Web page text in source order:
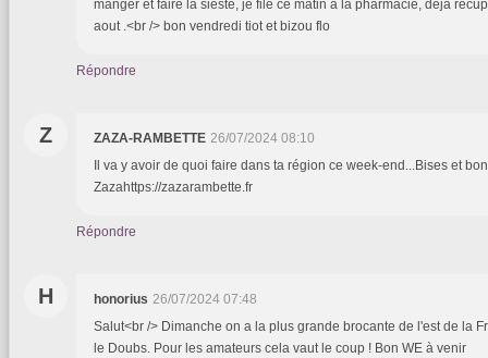
manger et faire la sieste, je file ce matin à la pharmacie, déjà
aout .<br /> bon vendredi tiot et bizou flo
Répondre
Z ZAZA-RAMBETTE 26/07/2024 08:10
Il va y avoir de quoi faire dans ta région ce week-end...Bises et
Zazahttps://zazarambette.fr
Répondre
H honorius 26/07/2024 07:48
Salut<br /> Dimanche on a la plus grande brocante de l'est de la
le Doubs. Pour les amateurs cela vaut le coup ! Bon WE à venir